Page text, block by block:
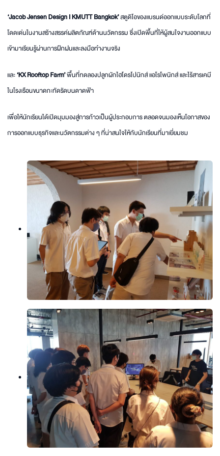
‘Jacob Jensen Design I KMUTT Bangkok’สตูดิโอของแบรนด์ออกแบบระดับโลกที่
โดดเด่นในงานสร้างสรรค์ผลิตภัณฑ์ด้านนวัตกรรม ซึ่งเปิดพื้นที่ให้ผู้สนใจงานออกแบบ
เข้ามาเรียนรู้ผ่านการฝึกฝนและลงมือทำงานจริง
และ‘KX Rooftop Farm’พื้นที่ทดลองปลูกผักไฮโดรโปนิกส์ แอโรโพนิกส์ และไร้สารเคมี
ในโรงเรือนขนาดกะทัดรัดบนดาดฟ้า
เพื่อให้นักเรียนได้เปิดมุมมองสู่การก้าวเป็นผู้ประกอบการ ตลอดจนมองเห็นโอกาสของ
การออกแบบธุรกิจและนวัตกรรมต่าง ๆ ที่น่าสนใจให้กับนักเรียนที่มาเยี่ยมชม